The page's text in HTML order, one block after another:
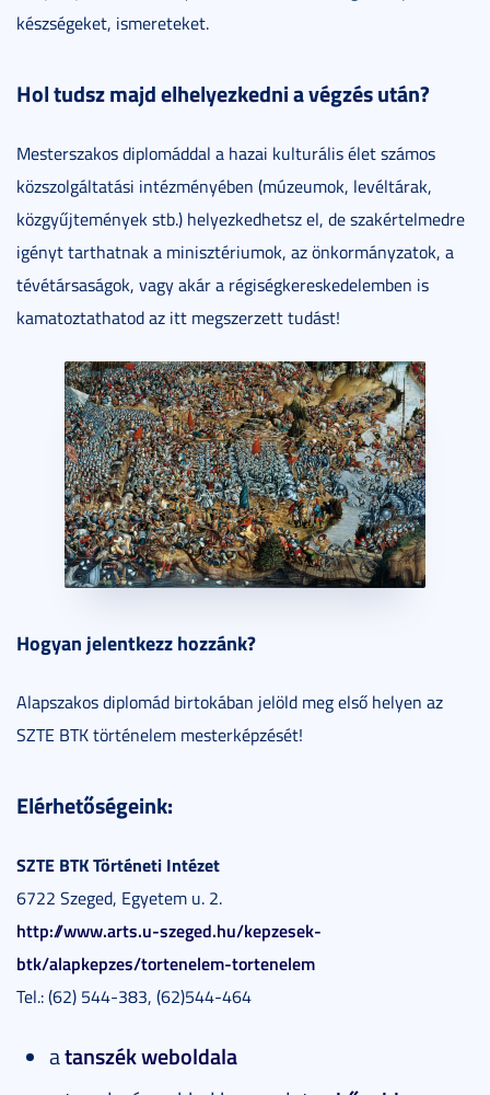
készségeket, ismereteket.
Hol tudsz majd elhelyezkedni a végzés után?
Mesterszakos diplomáddal a hazai kulturális élet számos
közszolgáltatási intézményében (múzeumok, levéltárak,
közgyűjtemények stb.) helyezkedhetsz el, de szakértelmedre
igényt tarthatnak a minisztériumok, az önkormányzatok, a
tévétársaságok, vagy akár a régiségkereskedelemben is
kamatoztathatod az itt megszerzett tudást!
Hogyan jelentkezz hozzánk?
Alapszakos diplomád birtokában jelöld meg első helyen az
SZTE BTK történelem mesterképzését!
Elérhetőségeink:
SZTE BTK Történeti Intézet
6722 Szeged, Egyetem u. 2.
http://www.arts.u-szeged.hu/kepzesek-
btk/alapkepzes/tortenelem-tortenelem
Tel.: (62) 544-383, (62)544-464
atanszék weboldala